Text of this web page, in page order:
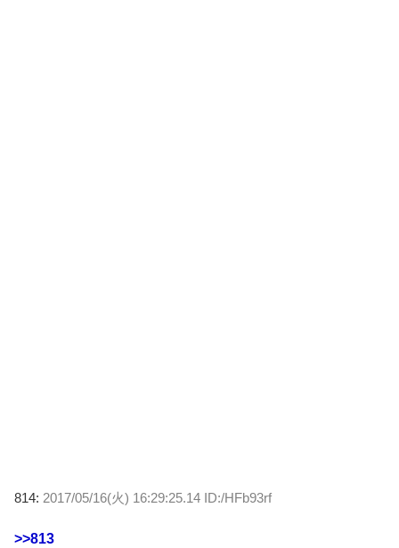
814: 2017/05/16(火) 16:29:25.14 ID:/HFb93rf
>>813